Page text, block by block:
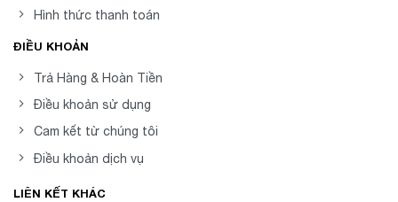
Hình thức thanh toán
ĐIỀU KHOẢN
Trả Hàng & Hoàn Tiền
Điều khoản sử dụng
Cam kết từ chúng tôi
Điều khoản dịch vụ
LIÊN KẾT KHÁC